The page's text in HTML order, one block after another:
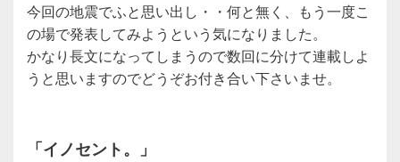
今回の地震でふと思い出し・・何と無く、もう一度こ
の場で発表してみようという気になりました。
かなり長文になってしまうので数回に分けて連載しよ
うと思いますのでどうぞお付き合い下さいませ。
「イノセント。」